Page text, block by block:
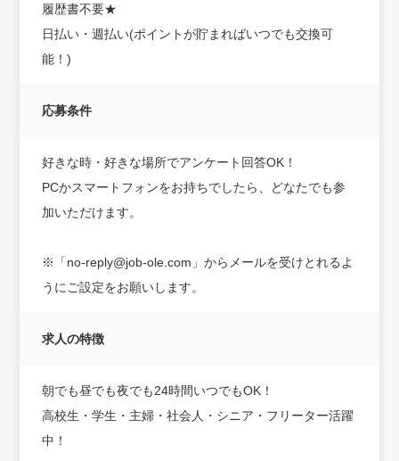
履歴書不要★
日払い・週払い(ポイントが貯まればいつでも交換可
能！)
応募条件
好きな時・好きな場所でアンケート回答OK！
PCかスマートフォンをお持ちでしたら、どなたでも参
加いただけます。
※「no-reply@job-ole.com」からメールを受けとれるよ
うにご設定をお願いします。
求人の特徴
朝でも昼でも夜でも24時間いつでもOK！
高校生・学生・主婦・社会人・シニア・フリーター活躍
中！